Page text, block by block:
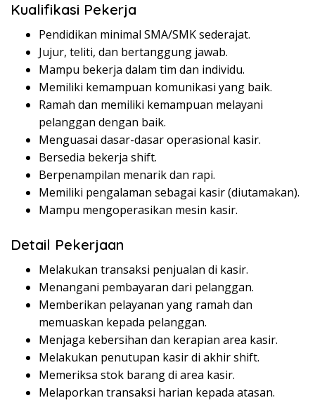
Kualifikasi Pekerja
Pendidikan minimal SMA/SMK sederajat.
Jujur, teliti, dan bertanggung jawab.
Mampu bekerja dalam tim dan individu.
Memiliki kemampuan komunikasi yang baik.
Ramah dan memiliki kemampuan melayani
pelanggan dengan baik.
Menguasai dasar-dasar operasional kasir.
Bersedia bekerja shift.
Berpenampilan menarik dan rapi.
Memiliki pengalaman sebagai kasir (diutamakan).
Mampu mengoperasikan mesin kasir.
Detail Pekerjaan
Melakukan transaksi penjualan di kasir.
Menangani pembayaran dari pelanggan.
Memberikan pelayanan yang ramah dan
memuaskan kepada pelanggan.
Menjaga kebersihan dan kerapian area kasir.
Melakukan penutupan kasir di akhir shift.
Memeriksa stok barang di area kasir.
Melaporkan transaksi harian kepada atasan.